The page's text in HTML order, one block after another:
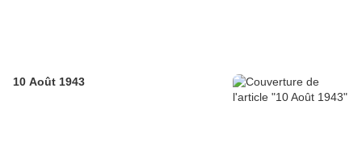
10 Août 1943